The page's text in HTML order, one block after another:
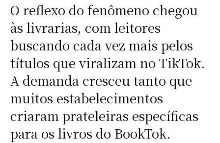
O reflexo do fenômeno chegou
às livrarias, com leitores
buscando cada vez mais pelos
títulos que viralizam no TikTok.
A demanda cresceu tanto que
muitos estabelecimentos
criaram prateleiras específicas
para os livros do BookTok.